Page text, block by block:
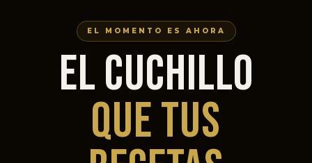
EL MOMENTO ES AHORA
EL CUCHILLO
QUE TUS